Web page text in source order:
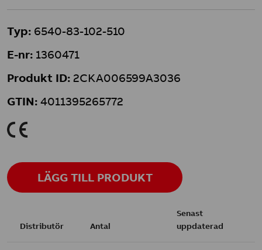
Typ: 6540-83-102-510
E-nr: 1360471
Produkt ID: 2CKA006599A3036
GTIN: 4011395265772
K
LÄGG TILL PRODUKT
Distributör Antal
Senast
uppdaterad